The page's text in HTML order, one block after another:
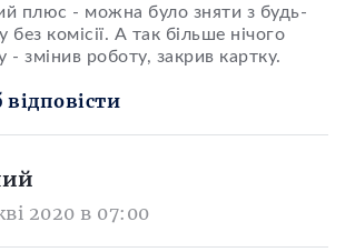
плюс - можна було зняти з будь-
без комісії. А так більше нічого
- змінив роботу, закрив картку.
2020 в 07:00